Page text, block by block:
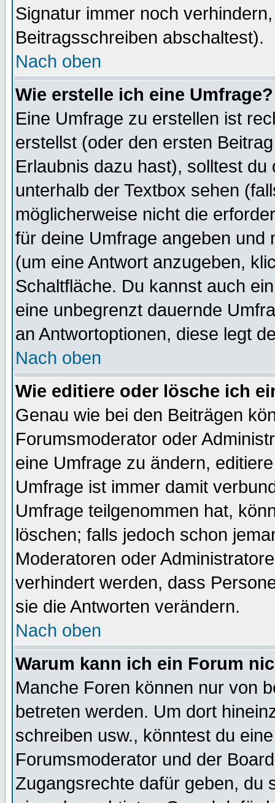
Signatur immer noch
Beitragsschreiben abschaltest).
Nach oben
Wie erstelle ich eine Umfrage?
Eine Umfrage zu erstellen ist
erstellst (oder den ersten
Erlaubnis dazu hast), solltest
unterhalb der Textbox sehen
möglicherweise nicht die
für deine Umfrage angeben und
(um eine Antwort anzugeben,
Schaltfläche. Du kannst auch
eine unbegrenzt dauernde
an Antwortoptionen, diese legt
Nach oben
Wie editiere oder lösche ich
Genau wie bei den Beiträgen
Forumsmoderator oder
eine Umfrage zu ändern,
Umfrage ist immer damit
Umfrage teilgenommen hat,
löschen; falls jedoch schon
Moderatoren oder
verhindert werden, dass
sie die Antworten verändern.
Nach oben
Warum kann ich ein Forum
Manche Foren können nur von
betreten werden. Um dort
schreiben usw., könntest du
Forumsmoderator und der
Zugangsrechte dafür geben, du